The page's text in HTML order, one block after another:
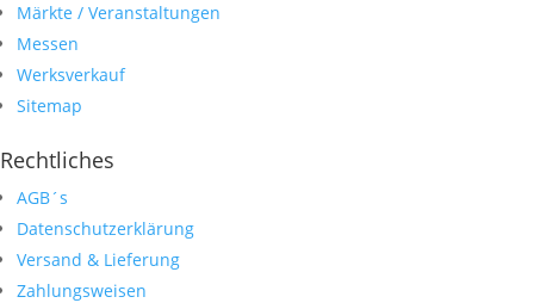
Märkte / Veranstaltungen
Messen
Werksverkauf
Sitemap
Rechtliches
AGB´s
Datenschutzerklärung
Versand & Lieferung
Zahlungsweisen